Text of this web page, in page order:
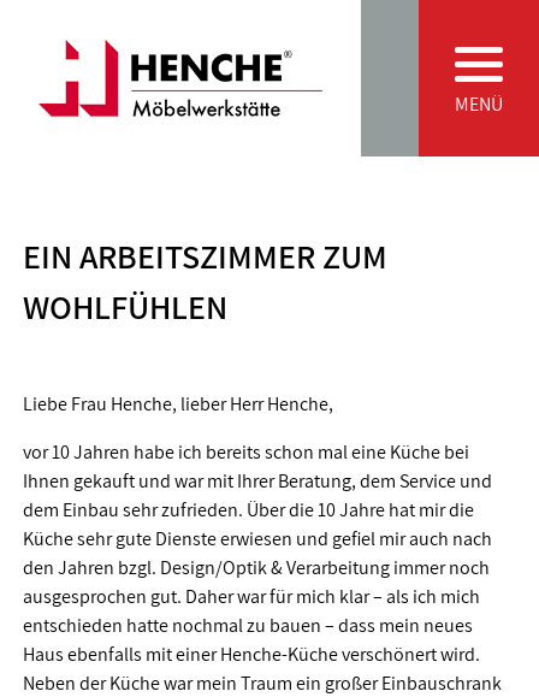
Main Navigation MENÜ
EIN ARBEITSZIMMER ZUM
WOHLFÜHLEN
Liebe Frau Henche, lieber Herr Henche,
vor 10 Jahren habe ich bereits schon mal eine Küche bei
Ihnen gekauft und war mit Ihrer Beratung, dem Service und
dem Einbau sehr zufrieden. Über die 10 Jahre hat mir die
Küche sehr gute Dienste erwiesen und gefiel mir auch nach
den Jahren bzgl. Design/Optik & Verarbeitung immer noch
ausgesprochen gut. Daher war für mich klar – als ich mich
entschieden hatte nochmal zu bauen – dass mein neues
Haus ebenfalls mit einer Henche-Küche verschönert wird.
Neben der Küche war mein Traum ein großer Einbauschrank